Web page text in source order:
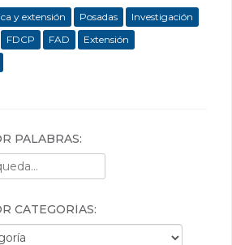
y extensión Posadas
Investigación
FDCP FAD
Extensión
PALABRAS:
CATEGORÍAS: